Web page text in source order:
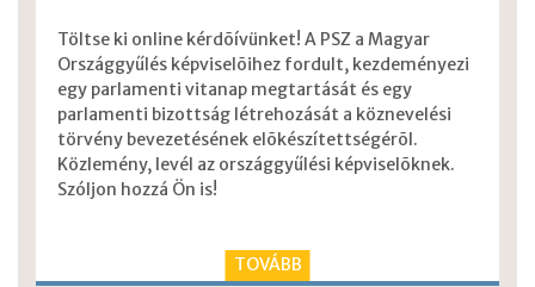
Töltse ki online kérdõívünket! A PSZ a Magyar
Országgyűlés képviselõihez fordult, kezdeményezi
egy parlamenti vitanap megtartását és egy
parlamenti bizottság létrehozását a köznevelési
törvény bevezetésének elõkészítettségérõl.
Közlemény, levél az országgyűlési képviselõknek.
Szóljon hozzá Ön is!
TOVÁBB